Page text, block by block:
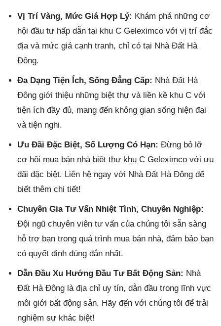
Vị Trí Vàng, Mức Giá Hợp Lý: Khám phá những cơ
hội đầu tư hấp dẫn tại khu C Geleximco với vị trí đắc
địa và mức giá cạnh tranh, chỉ có tại Nhà Đất Hà
Đông.
Đa Dạng Tiện Ích, Sống Đẳng Cấp: Nhà Đất Hà
Đông giới thiệu những biệt thự và liền kề khu C với
tiện ích đầy đủ, mang đến không gian sống hiện đại
và tiện nghi.
Ưu Đãi Đặc Biệt, Số Lượng Có Hạn: Đừng bỏ lỡ
cơ hội mua bán nhà biệt thự khu C Geleximco với ưu
đãi đặc biệt. Liên hệ ngay với Nhà Đất Hà Đông để
biết thêm chi tiết!
Chuyên Gia Tư Vấn Nhiệt Tình, Chuyên Nghiệp:
Đội ngũ chuyên viên tư vấn của chúng tôi sẵn sàng
hỗ trợ bạn trong quá trình mua bán nhà, đảm bảo bạn
có quyết định đúng đắn nhất.
Dẫn Đầu Xu Hướng Đầu Tư Bất Động Sản: Nhà
Đất Hà Đông là địa chỉ uy tín, dẫn đầu trong lĩnh vực
môi giới bất động sản. Hãy đến với chúng tôi để trải
nghiệm sự khác biệt!